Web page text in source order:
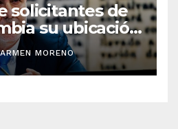
solicitantes de
su ubicación
de alcaldía de El
MORENO